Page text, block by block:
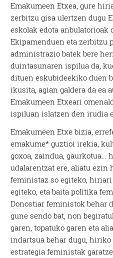
Emakumeen Etxea, gure
zerbitzu gisa ulertzen dugu
eskolak edota anbulatorioak
Ekipamenduen eta zerbitzu
administrazio batek bere
duintasunaren ispilua da,
dituen eskubideekiko duen
ikusita, agian galdera da ea
Emakumeen Etxeari
ispiluan islatzen den irudia
Emakumeen Etxe bizia,
emakume* guztioi irekia,
goxoa, zaindua, gaurkotua…
udalarentzat ere, aliatu ezin
feministaz so egiteko,
egiteko, eta baita politika
Donostiar feministok behar
gune sendo bat, non
garen, topatuko garen eta
indartsua behar dugu,
estrategia feministak